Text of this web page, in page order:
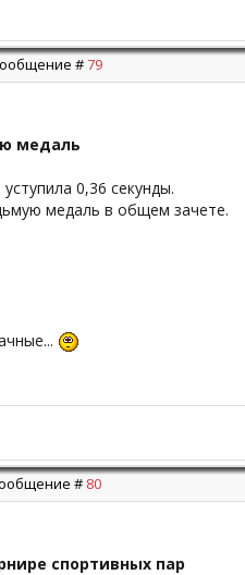
#79
медаль
0,36 секунды.
медаль в общем зачете.
# 80
спортивных пар